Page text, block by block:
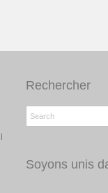
Rechercher
Soyons unis